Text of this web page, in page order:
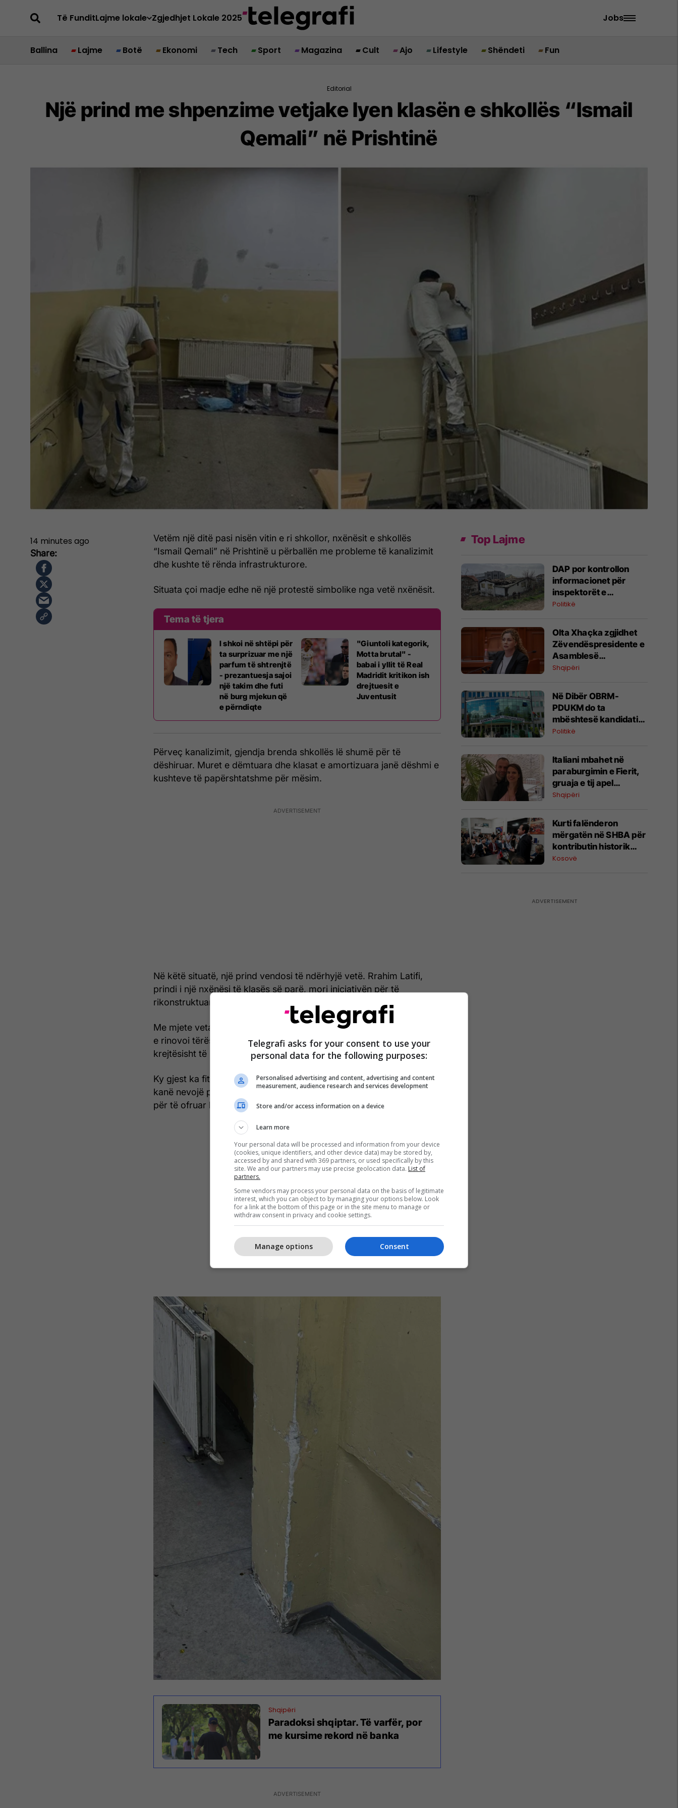
Të FunditLajme lokale Zgjedhjet Lokale 2025 Jobs
Ballina Lajme Botë Ekonomi Tech Sport Magazina Cult Ajo Lifestyle Shëndeti Fun
Editorial
Një prind me shpenzime vetjake lyen klasën e shkollës “Ismail
Qemali” në Prishtinë
Vetëm një ditë pasi nisën vitin e ri shkollor, nxënësit e shkollës
“Ismail Qemali” në Prishtinë u përballën me probleme të kanalizimit
dhe kushte të rënda infrastrukturore.
Situata çoi madje edhe në një protestë simbolike nga vetë nxënësit.
Tema të tjera
I shkoi në shtëpi për
ta surprizuar me një
parfum të shtrenjtë
- prezantuesja sajoi
një takim dhe futi
në burg mjekun që
e përndiqte
"Giuntoli kategorik,
Motta brutal" -
babai i yllit të Real
Madridit kritikon ish
drejtuesit e
Juventusit
Përveç kanalizimit, gjendja brenda shkollës lë shumë për të
dëshiruar. Muret e dëmtuara dhe klasat e amortizuara janë dëshmi e
kushteve të papërshtatshme për mësim.
Në këtë situatë, një prind vendosi të ndërhyjë vetë. Rrahim Latifi,
prindi i një nxënësi të klasës së parë, mori iniciativën për të
rikonstruktuar një nga klasat.
Me mjete vetanake dhe me angazhimin e tij si mjeshtër, ai e lyeu dhe
e rinovoi tërësisht klasën e mësimit, duke i dhënë një pamje
krejtësisht të re.
Ky gjest ka fituar vlerësimin e prindërve të cilët theksojnë se shkollat
kanë nevojë për kujdes institucional dhe mbështetje më të madhe
për të ofruar kushte dinjitoze për fëmijët./Telegrafi/
Shqipëri
Paradoksi shqiptar. Të varfër, por
me kursime rekord në banka
14 minutes ago Top Lajme
DAP por kontrollon
informacionet për
inspektorët e
korruptuar në rastin e
Politikë
Olta Xhaçka zgjidhet
Zëvendëspresidente e
Asamblesë
Parlamentare të
Shqipëri
Në Dibër OBRM-
PDUKM do ta
mbështesë kandidatin
e VLEN-it, LSDM ua lë
sipas bindjeve të veta
Politikë
Italiani mbahet në
paraburgimin e Fierit,
gruaja e tij apel
Melonit: Të
Shqipëri
Kurti falënderon
mërgatën në SHBA për
kontributin historik
ndaj Kosovës
Kosovë
Telegrafi asks for your consent to use your
personal data for the following purposes:
Personalised advertising and content, advertising and content
measurement, audience research and services development
Store and/or access information on a device
Learn more
Your personal data will be processed and information from your device
(cookies, unique identifiers, and other device data) may be stored by,
accessed by and shared with 369 partners, or used specifically by this
site. We and our partners may use precise geolocation data. List of
partners.
Some vendors may process your personal data on the basis of legitimate
interest, which you can object to by managing your options below. Look
for a link at the bottom of this page or in the site menu to manage or
withdraw consent in privacy and cookie settings.
Consent
Manage options